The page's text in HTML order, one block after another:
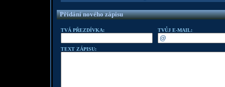
Přidání nového zápisu
TVÁ PŘEZDÍVKA: TVŮJ E-MAIL:
TEXT ZÁPISU: